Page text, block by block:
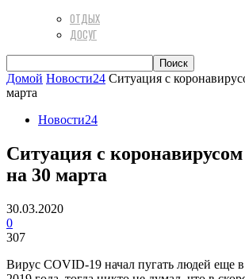
ОТДЫХ
ДОСУГ
Домой Новости24 Ситуация с
марта
Новости24
Ситуация с
на 30 марта
30.03.2020
0
307
Вирус COVID-19 начал пугать людей еще в